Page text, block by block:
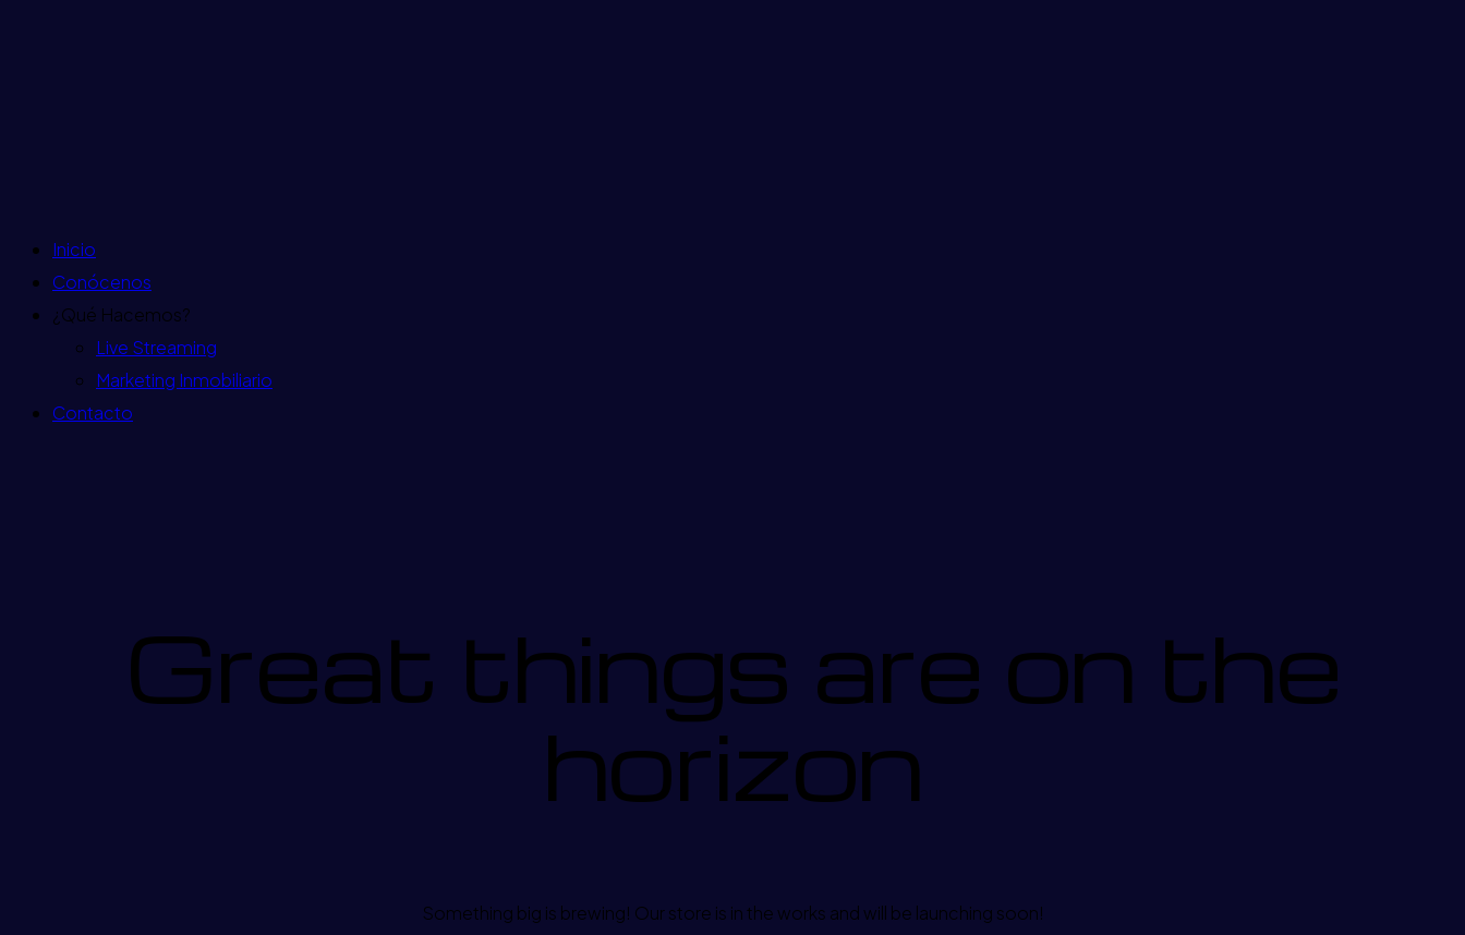
Inicio
Conócenos
¿Qué Hacemos?
Live Streaming
Marketing Inmobiliario
Contacto
Great things are on the
horizon
Something big is brewing! Our store is in the works and will be launching soon!